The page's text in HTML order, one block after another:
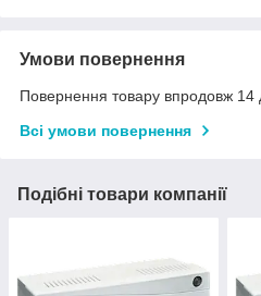
Умови повернення
Повернення товару впродовж 14
Всі умови повернення
Подібні товари компанії